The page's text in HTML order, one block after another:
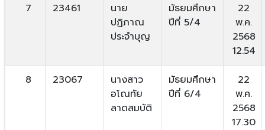
7 23461
นาย
ปฏิภาณ
ประจำบุญ
มัธยมศึกษา
ปีที่ 5/4
22
พ.ค.
2568
12.54
8 23067
นางสาว
อโณทัย
ลาดสมบัติ
มัธยมศึกษา
ปีที่ 6/4
22
พ.ค.
2568
17.30